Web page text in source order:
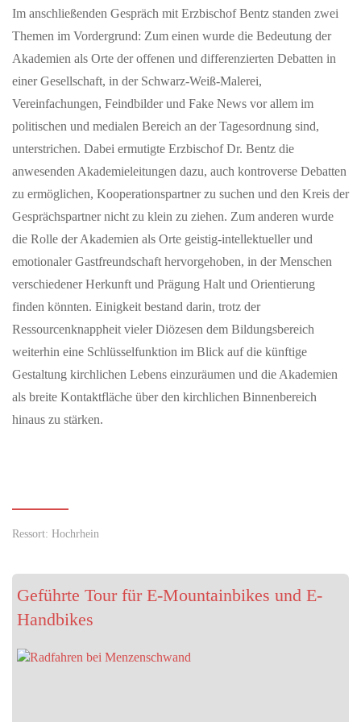
ZURZACH Care baut die etablierte Rehaklinik
Limmattal aus
Mehr Betten, erweitertes Therapieangebot und neue chefärztliche
Leitung stärken die regionale Rehabilitationsversorgung.
ZURZACH Care…
MAI 26, 2026
Mit dem Solarstromspeicher Geld verdienen
Die Wirtschaftlichkeit des Batteriespeichers in drei Schritten
berechnen Zukunft Altbau: Batteriespeicher sind inzwischen
profitabel. Wer…
aufmerksam durch den Garten…
MAI 08, 2026
Naturpark-Markt am Freilichtmuseum Klausenhof
darüber freuen wir uns sehr. Am Naturpark-Markt präsentieren
regionale…
Im anschließenden Gespräch mit Erzbischof Bentz standen zwei
Themen im Vordergrund: Zum einen wurde die Bedeutung der
Akademien als Orte der offenen und differenzierten Debatten in
einer Gesellschaft, in der Schwarz-Weiß-Malerei,
Vereinfachungen, Feindbilder und Fake News vor allem im
politischen und medialen Bereich an der Tagesordnung sind,
unterstrichen. Dabei ermutigte Erzbischof Dr. Bentz die
anwesenden Akademieleitungen dazu, auch kontroverse Debatten
zu ermöglichen, Kooperationspartner zu suchen und den Kreis der
Gesprächspartner nicht zu klein zu ziehen. Zum anderen wurde
die Rolle der Akademien als Orte geistig-intellektueller und
emotionaler Gastfreundschaft hervorgehoben, in der Menschen
verschiedener Herkunft und Prägung Halt und Orientierung
finden könnten. Einigkeit bestand darin, trotz der
Ressourcenknappheit vieler Diözesen dem Bildungsbereich
weiterhin eine Schlüsselfunktion im Blick auf die künftige
Gestaltung kirchlichen Lebens einzuräumen und die Akademien
als breite Kontaktfläche über den kirchlichen Binnenbereich
hinaus zu stärken.
Ressort: Hochrhein
Geführte Tour für E-Mountainbikes und E-
Handbikes